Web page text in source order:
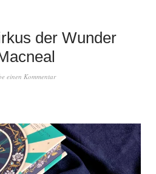
der Wunder
einen Kommentar